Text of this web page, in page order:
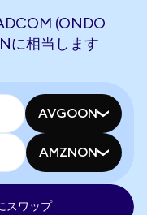
(ONDO
に相当します
AVGOON
AMZNON
スワップ